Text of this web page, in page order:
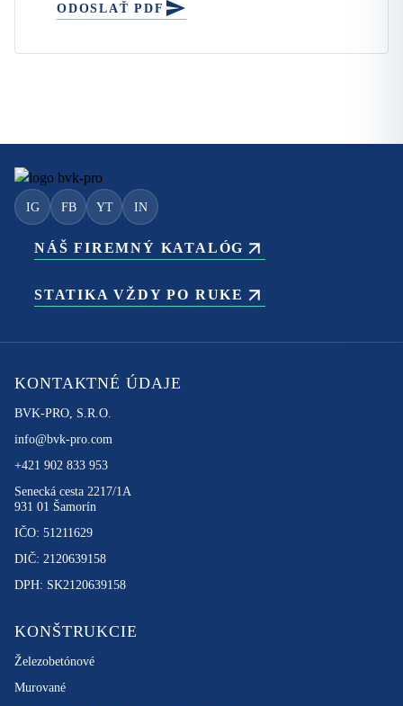
ODOSLAŤ PDF
IG FB YT IN
NÁŠ FIREMNÝ KATALÓG
STATIKA VŽDY PO RUKE
KONTAKTNÉ ÚDAJE
BVK-PRO, S.R.O.
info@bvk-pro.com
+421 902 833 953
Senecká cesta 2217/1A
931 01 Šamorín
IČO: 51211629
DIČ: 2120639158
DPH: SK2120639158
KONŠTRUKCIE
Železobetónové
Murované